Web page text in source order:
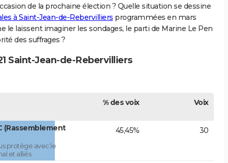
de la prochaine élection ? Quelle situation se dessine
à Saint-Jean-de-Rebervilliers programmées en mars
le laissent imaginer les sondages, le parti de Marine Le Pen
des suffrages ?
Saint-Jean-de-Rebervilliers
% des voix Voix
(Rassemblement
protège avec le
et alliés
45,45% 30